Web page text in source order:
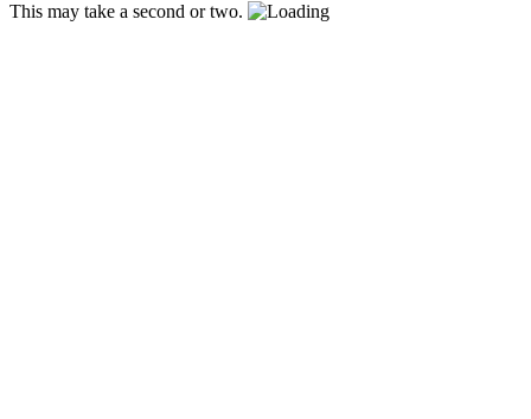
This may take a second or two.